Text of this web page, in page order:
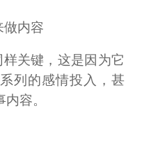
做内容
样关键，这是因为它
列的感情投入，甚
容。